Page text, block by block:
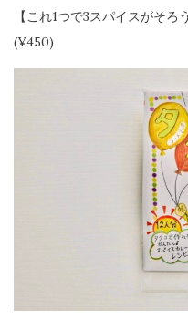
【これ1つで3スパイスがそろう
(¥450)